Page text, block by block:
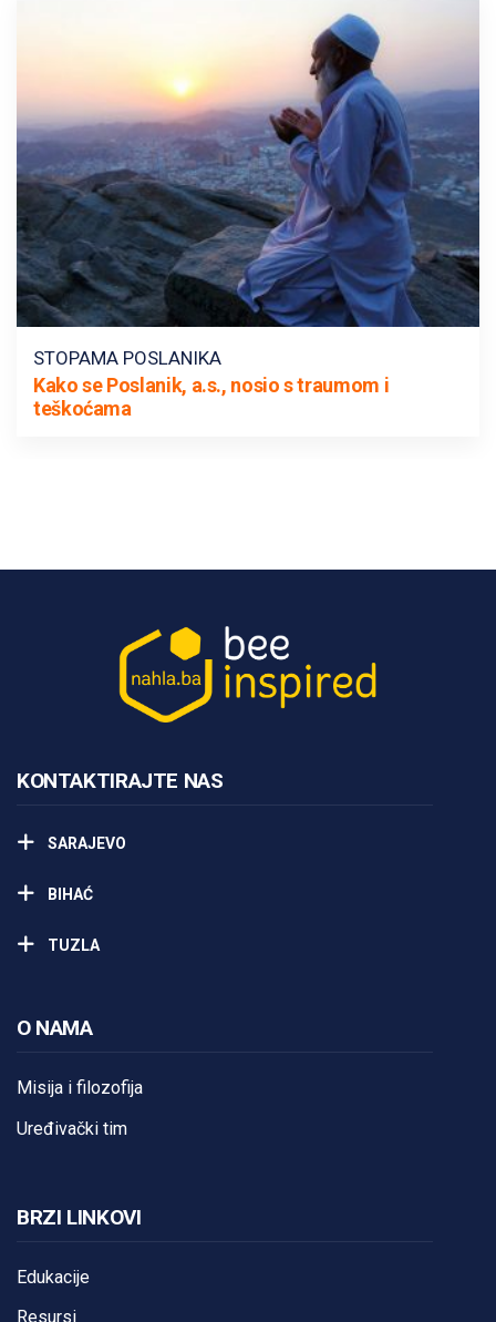
STOPAMA POSLANIKA
Kako se Poslanik, a.s., nosio s traumom i
teškoćama
KONTAKTIRAJTE NAS
SARAJEVO
BIHAĆ
TUZLA
O NAMA
Misija i filozofija
Uređivački tim
BRZI LINKOVI
Edukacije
Resursi